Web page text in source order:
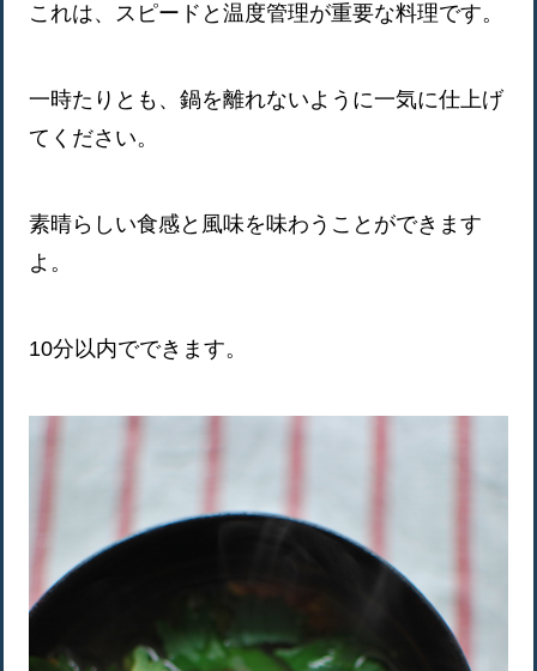
これは、スピードと温度管理が重要な料理です。
一時たりとも、鍋を離れないように一気に仕上げ
てください。
素晴らしい食感と風味を味わうことができます
よ。
10分以内でできます。